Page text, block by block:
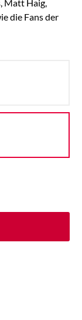
Matt Haig,
die Fans der